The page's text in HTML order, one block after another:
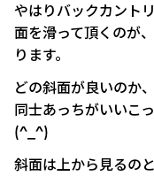
やはりバックカント
面を滑って頂くのが
ります。
どの斜面が良いのか
同士あっちがいいこ
(^_^)
斜面は上から見るの